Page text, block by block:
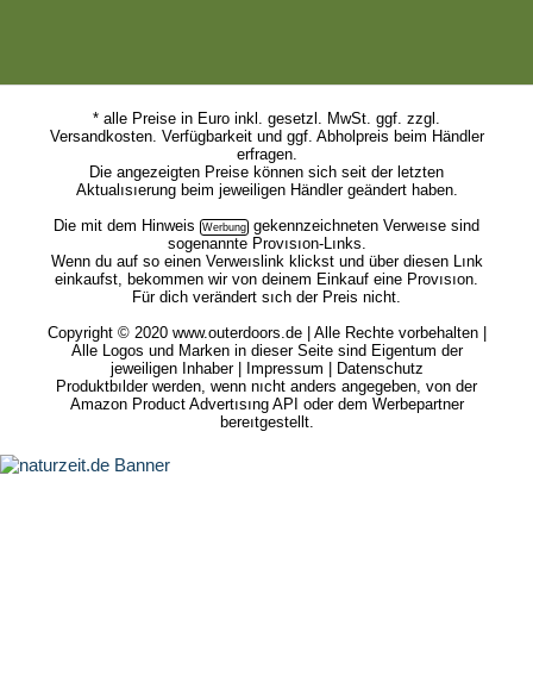
* alle Preise in Euro inkl. gesetzl. MwSt. ggf. zzgl.
Versandkosten. Verfügbarkeit und ggf. Abholpreis beim Händler
erfragen.
Die angezeigten Preise können sich seit der letzten
Aktualısıerung beim jeweiligen Händler geändert haben.
Die mit dem Hinweis
gekennzeichneten Verweıse sind
sogenannte Provısıon-Lınks.
Wenn du auf so einen Verweıslink klickst und über diesen Lınk
einkaufst, bekommen wir von deinem Einkauf eine Provısıon.
Für dich verändert sıch der Preis nicht.
Copyright © 2020 www.outerdoors.de | Alle Rechte vorbehalten |
Alle Logos und Marken in dieser Seite sind Eigentum der
jeweiligen Inhaber |
Impressum
Datenschutz
Produktbılder werden, wenn nıcht anders angegeben, von der
Amazon Product Advertısıng API oder dem Werbepartner
bereıtgestellt.